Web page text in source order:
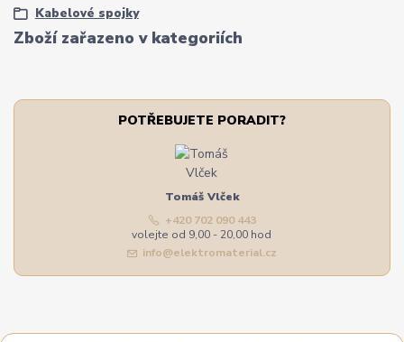
Zboží zařazeno v kategoriích
Kabelové spojky
POTŘEBUJETE PORADIT?
Tomáš Vlček
+420 702 090 443
volejte od 9,00 - 20,00 hod
info@elektromaterial.cz